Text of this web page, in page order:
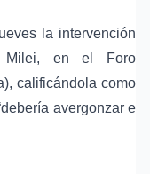
la intervención
Milei, en el Foro
calificándola como
avergonzar e